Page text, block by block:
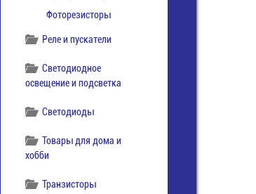
Фоторезисторы
Реле и пускатели
Светодиодное
освещение и подсветка
Светодиоды
Товары для дома и
хобби
Транзисторы